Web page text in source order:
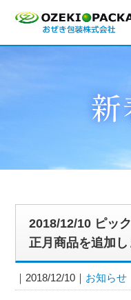
2018/12/10 ピッ
正月商品を追加し
2018/12/10 お知らせ